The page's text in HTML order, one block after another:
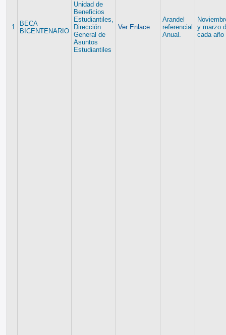
1
BECA
BICENTENARIO
Unidad de
Beneficios
Estudiantiles,
Dirección
General de
Asuntos
Estudiantiles
Ver Enlace
Arandel
referencial
Anual.
y marzo
cada año